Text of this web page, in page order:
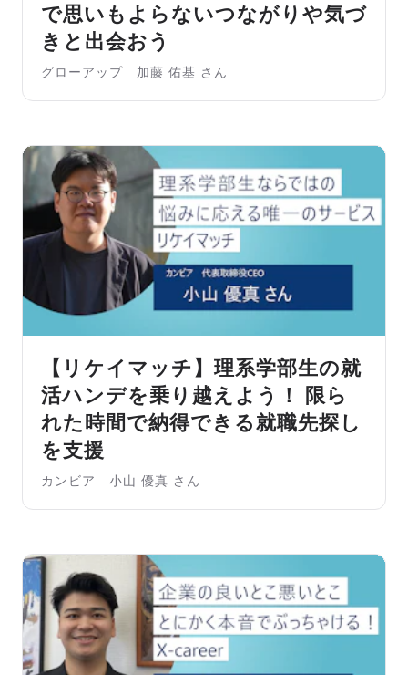
で思いもよらないつながりや気づ
きと出会おう
グローアップ 加藤 佑基 さん
【リケイマッチ】理系学部生の就
活ハンデを乗り越えよう！ 限ら
れた時間で納得できる就職先探し
を支援
カンビア 小山 優真 さん